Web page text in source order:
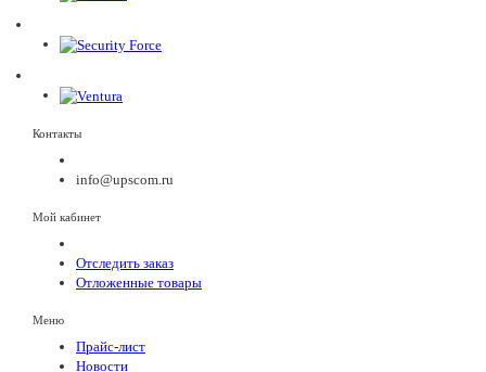
Контакты
info@upscom.ru
Мой кабинет
Отследить заказ
Отложенные товары
Меню
Прайс-лист
Новости